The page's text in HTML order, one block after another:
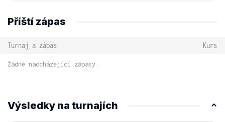
Příští zápas
Turnaj a zápas Kurs
Žádné nadcházející zápasy.
Výsledky na turnajích